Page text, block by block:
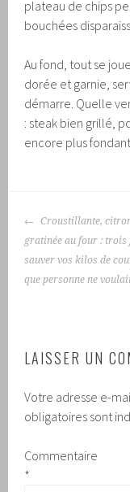
plateau de chips
bouchées
Au fond, tout se
dorée et garnie,
démarre. Quelle
: steak bien grillé,
encore plus
NAVIGATION
DES
ARTICLES
Croustillante,
gratinée au four : trois
sauver vos kilos de
que personne ne
LAISSER UN
Votre adresse e-
obligatoires sont
Commentaire
*